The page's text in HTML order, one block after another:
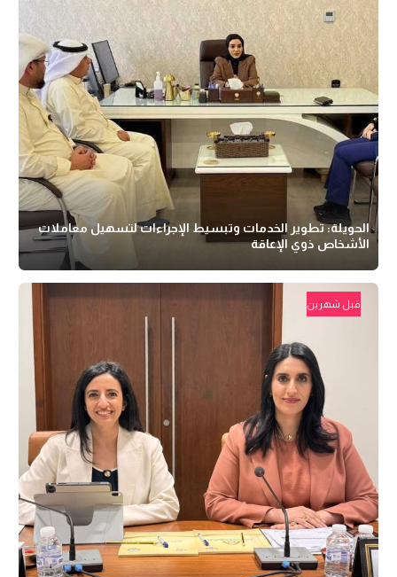
الحويلة: تطوير الخدمات وتبسيط الإجراءات لتسهيل معاملات
الأشخاص ذوي الإعاقة
قبل شهرين